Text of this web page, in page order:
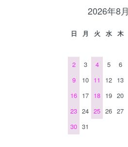
2026年8月
日 月 火 水 木
2
3 4 5 6
9
10 11 12 13
16 17 18 19 20
23 24 25 26 27
30 31